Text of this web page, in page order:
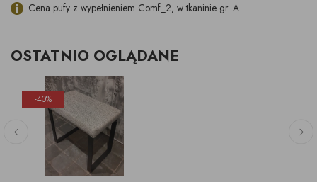
Cena pufy z wypełnieniem Comf_2, w tkaninie gr. A
OSTATNIO OGLĄDANE
-40%